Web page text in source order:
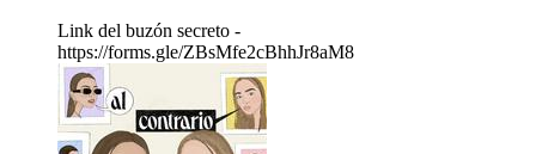
Link del buzón secreto -
https://forms.gle/ZBsMfe2cBhhJr8aM8